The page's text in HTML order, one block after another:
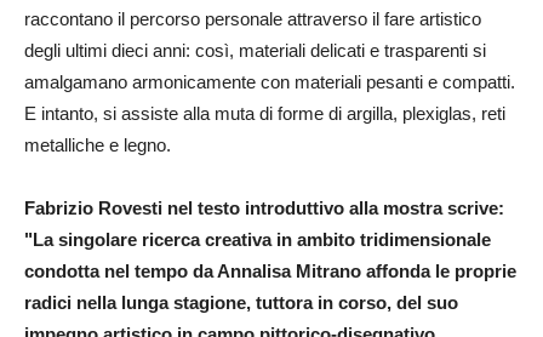
raccontano il percorso personale attraverso il fare artistico
degli ultimi dieci anni: così, materiali delicati e trasparenti si
amalgamano armonicamente con materiali pesanti e compatti.
E intanto, si assiste alla muta di forme di argilla, plexiglas, reti
metalliche e legno.
Fabrizio Rovesti nel testo introduttivo alla mostra scrive:
"La singolare ricerca creativa in ambito tridimensionale
condotta nel tempo da Annalisa Mitrano affonda le proprie
radici nella lunga stagione, tuttora in corso, del suo